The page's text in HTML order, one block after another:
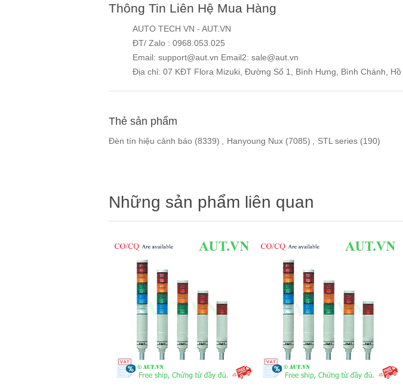
Thông Tin Liên Hệ Mua Hàng
AUTO TECH VN - AUT.VN
ĐT/ Zalo : 0968.053.025
Email: support@aut.vn Email2: sale@aut.vn
Địa chỉ: 07 KĐT Flora Mizuki, Đường Số 1, Bình Hưng, Bình Chánh, Hồ
Thẻ sản phẩm
Đèn tín hiệu cảnh báo (8339) , Hanyoung Nux (7085) , STL series (190)
Những sản phẩm liên quan